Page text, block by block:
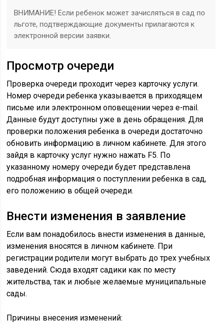
ВНИМАНИЕ! Если ребенок может зачисляться в сад по
льготе, подтверждающие документы прилагаются к
электронной версии заявки.
Просмотр очереди
Проверка очереди проходит через карточку услуги.
Номер очереди ребенка указывается в приходящем
письме или электронном оповещении через e-mail.
Данные будут доступны уже в день обращения. Для
проверки положения ребенка в очереди достаточно
обновить информацию в личном кабинете. Для этого
зайдя в карточку услуг нужно нажать F5. По
указанному номеру очереди будет представлена
подробная информация о поступлении ребенка в сад,
его положению в общей очереди.
Внести изменения в заявление
Если вам понадобилось внести изменения в данные,
изменения вносятся в личном кабинете. При
регистрации родители могут выбрать до трех учебных
заведений. Сюда входят садики как по месту
жительства, так и любые желаемые муниципальные
сады.
Причины внесения изменений: